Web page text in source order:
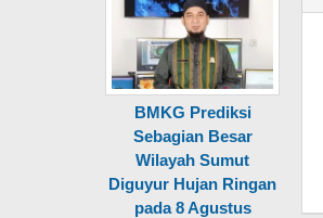
BMKG Prediksi
Sebagian Besar
Wilayah Sumut
Diguyur Hujan Ringan
pada 8 Agustus